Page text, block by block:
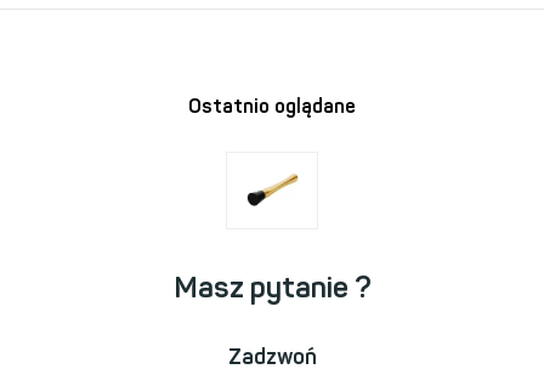
Ostatnio oglądane
Masz pytanie ?
Zadzwoń